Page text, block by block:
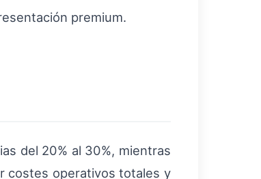
premium.
del 20% al 30%, mientras
costes operativos totales y